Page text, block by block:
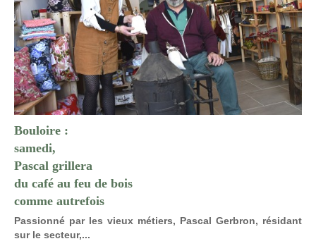
Bouloire :
samedi,
Pascal grillera
du café au feu de bois
comme autrefois
Passionné par les vieux métiers, Pascal Gerbron, résidant
sur le secteur,...